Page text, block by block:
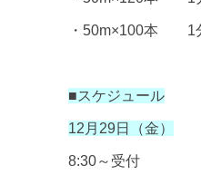
・ 50m×100本 1
■スケジュール
12月29日（金）
8:30～受付